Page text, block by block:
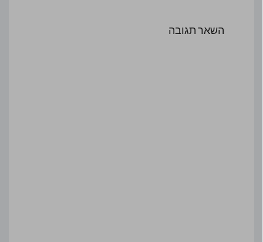
השאר תגובה